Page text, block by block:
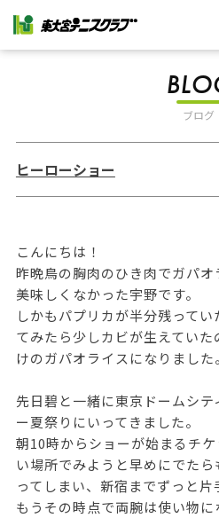
ブログ
ヒーローショー
こんにちは！
昨晩鳥の胸肉のひき肉でガパ
美味しくなかった宇野です。
しかもパプリカが半分残って
てみたら少しカビが生えてい
けのガパオライスになりました。
先日碧と一緒に東京ドームシ
ー夏祭りにいってきました。
朝10時からショーが始まるチ
い場所でみようと早めにでた
ってしまい、新宿までずっと片
もうその時点で両腕は使い物